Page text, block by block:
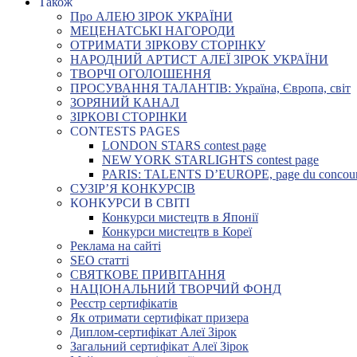
Про АЛЕЮ ЗІРОК УКРАЇНИ
МЕЦЕНАТСЬКІ НАГОРОДИ
ОТРИМАТИ ЗІРКОВУ СТОРІНКУ
НАРОДНИЙ АРТИСТ АЛЕЇ ЗІРОК УКРАЇНИ
ТВОРЧІ ОГОЛОШЕННЯ
ПРОСУВАННЯ ТАЛАНТІВ: Україна, Європа, світ
ЗОРЯНИЙ КАНАЛ
ЗІРКОВІ СТОРІНКИ
CONTESTS PAGES
LONDON STARS contest page
NEW YORK STARLIGHTS contest page
PARIS: TALENTS D’EUROPE, page du
СУЗІР’Я КОНКУРСІВ
КОНКУРСИ В СВІТІ
Конкурси мистецтв в Японії
Конкурси мистецтв в Кореї
Реклама на сайті
SEO статті
СВЯТКОВЕ ПРИВІТАННЯ
НАЦІОНАЛЬНИЙ ТВОРЧИЙ ФОНД
Реєстр сертифікатів
Як отримати сертифікат призера
Диплом-сертифікат Алеї Зірок
Загальний сертифікат Алеї Зірок